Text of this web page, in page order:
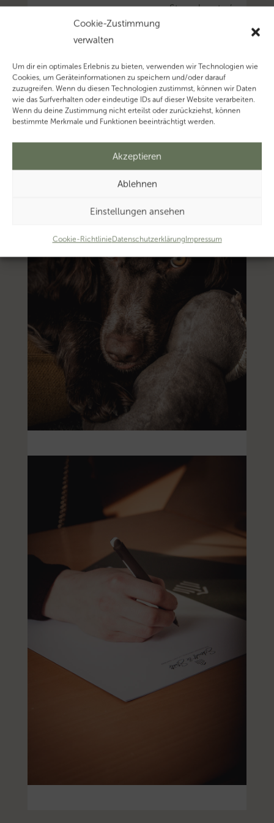
Cookie-Zustimmung
verwalten
Um dir ein optimales Erlebnis zu bieten, verwenden wir Technologien wie
Cookies, um Geräteinformationen zu speichern und/oder darauf
zuzugreifen. Wenn du diesen Technologien zustimmst, können wir Daten
wie das Surfverhalten oder eindeutige IDs auf dieser Website verarbeiten.
Wenn du deine Zustimmung nicht erteilst oder zurückziehst, können
bestimmte Merkmale und Funktionen beeinträchtigt werden.
Akzeptieren
Ablehnen
Einstellungen ansehen
Cookie-RichtlinieDatenschutzerklärungImpressum
‚Steuerberater’…
‚Steuerberatung’…